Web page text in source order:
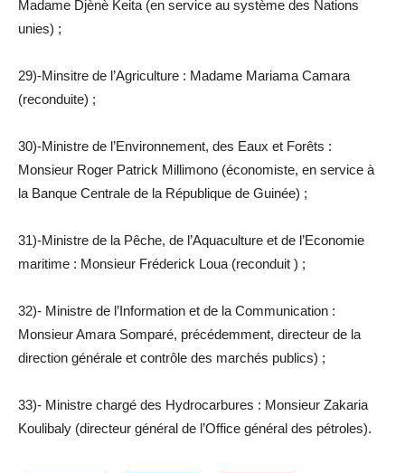
Madame Djènè Keita (en service au système des Nations
unies) ;
29)-Minsitre de l’Agriculture : Madame Mariama Camara
(reconduite) ;
30)-Ministre de l’Environnement, des Eaux et Forêts :
Monsieur Roger Patrick Millimono (économiste, en service à
la Banque Centrale de la République de Guinée) ;
31)-Ministre de la Pêche, de l’Aquaculture et de l’Economie
maritime : Monsieur Fréderick Loua (reconduit ) ;
32)- Ministre de l’Information et de la Communication :
Monsieur Amara Somparé, précédemment, directeur de la
direction générale et contrôle des marchés publics) ;
33)- Ministre chargé des Hydrocarbures : Monsieur Zakaria
Koulibaly (directeur général de l’Office général des pétroles).